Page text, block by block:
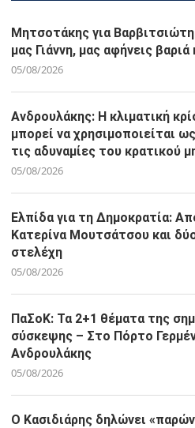
Μητσοτάκης για
μας Γιάννη, μας αφήνεις βαριά
05/08/2026
Ανδρουλάκης: Η κλιματική
μπορεί να χρησιμοποιείται
τις αδυναμίες του κρατικού
05/08/2026
Ελπίδα για τη Δημοκρατία:
Κατερίνα Μουτσάτσου και
στελέχη
05/08/2026
ΠαΣοΚ: Τα 2+1 θέματα της
σύσκεψης – Στο Πόρτο
Ανδρουλάκης
05/08/2026
Ο Κασιδιάρης δηλώνει